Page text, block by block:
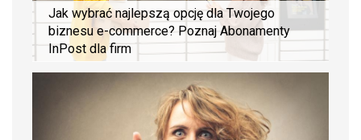
Jak wybrać najlepszą opcję dla Twojego
biznesu e-commerce? Poznaj Abonamenty
InPost dla firm